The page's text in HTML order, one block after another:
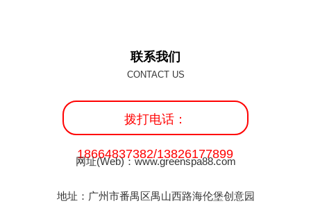
联系我们
CONTACT US
拨打电话：
18664837382/13826177899
网址(Web)：www.greenspa88.com
地址：广州市番禺区禺山西路海伦堡创意园